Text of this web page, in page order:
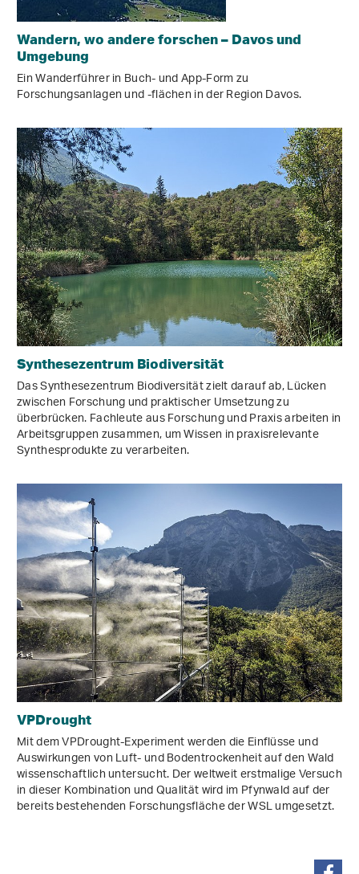
Wandern, wo andere forschen – Davos und
Umgebung
Ein Wanderführer in Buch- und App-Form zu
Forschungsanlagen und -flächen in der Region Davos.
Synthesezentrum Biodiversität
Das Synthesezentrum Biodiversität zielt darauf ab, Lücken
zwischen Forschung und praktischer Umsetzung zu
überbrücken. Fachleute aus Forschung und Praxis arbeiten in
Arbeitsgruppen zusammen, um Wissen in praxisrelevante
Synthesprodukte zu verarbeiten.
VPDrought
Mit dem VPDrought-Experiment werden die Einflüsse und
Auswirkungen von Luft- und Bodentrockenheit auf den Wald
wissenschaftlich untersucht. Der weltweit erstmalige Versuch
in dieser Kombination und Qualität wird im Pfynwald auf der
bereits bestehenden Forschungsfläche der WSL umgesetzt.